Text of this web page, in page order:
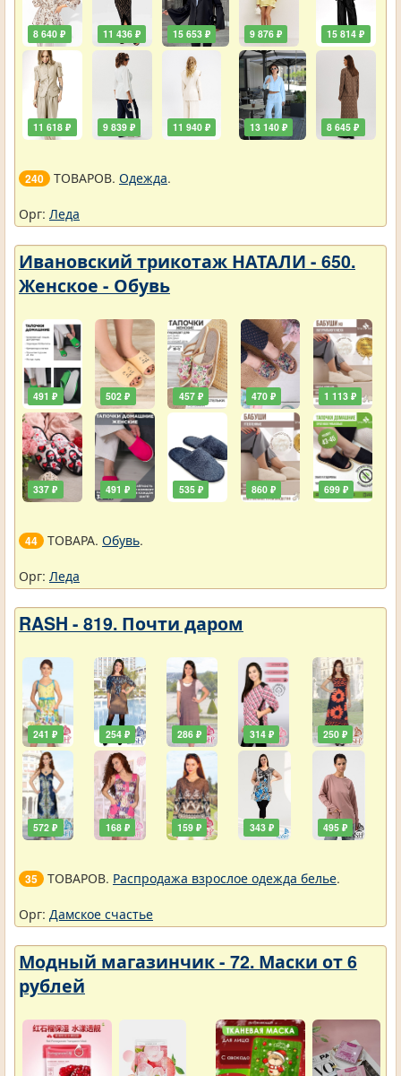
8 640 ₽
11 618 ₽
11 436 ₽
9 839 ₽
15 653 ₽
11 940 ₽
9 876 ₽
13 140 ₽
15 814 ₽
8 645 ₽
240 ТОВАРОВ. Одежда.
Орг: Леда
Ивановский трикотаж НАТАЛИ - 650.
Женское - Обувь
491 ₽
337 ₽
502 ₽
491 ₽
457 ₽
535 ₽
470 ₽
860 ₽
1 113 ₽
699 ₽
44 ТОВАРА. Обувь.
Орг: Леда
RASH - 819. Почти даром
241 ₽
572 ₽
254 ₽
168 ₽
286 ₽
159 ₽
314 ₽
343 ₽
250 ₽
495 ₽
35 ТОВАРОВ. Распродажа взрослое одежда белье.
Орг: Дамское счастье
Модный магазинчик - 72. Маски от 6
рублей